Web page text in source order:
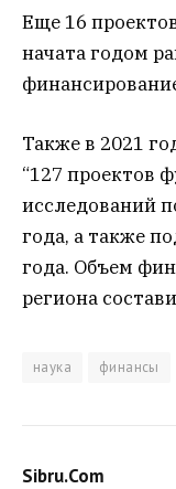
Еще 16
начата годом
Также в 2021
“127 проектов
исследований
года, а также
года. Объем
региона
наука финансы
Sibru.Com